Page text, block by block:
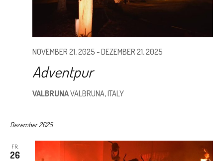
Adventpur
NOVEMBER 21, 2025 -DEZEMBER 21, 2025
VALBRUNAVALBRUNA, ITALY
Dezember 2025
FR.
26